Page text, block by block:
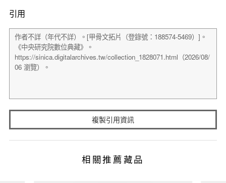
引用
複製引用資訊
相關推薦藏品